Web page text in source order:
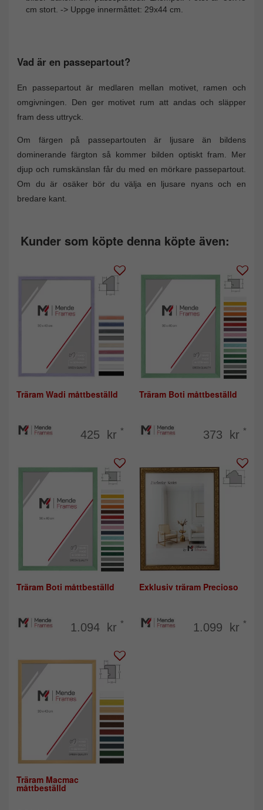
cm stort. -> Uppge innermåttet: 29x44 cm.
Vad är en passepartout?
En passepartout är medlaren mellan motivet, ramen och
omgivningen. Den ger motivet rum att andas och släpper
fram dess uttryck.
Om färgen på passepartouten är ljusare än bildens
dominerande färgton så kommer bilden optiskt fram. Mer
djup och rumskänslan får du med en mörkare passepartout.
Om du är osäker bör du välja en ljusare nyans och en
bredare kant.
Kunder som köpte denna köpte även:
Träram Wadi måttbeställd
425 kr *
Träram Boti måttbeställd
373 kr *
Träram Boti måttbeställd
1.094 kr *
Exklusiv träram Precioso
1.099 kr *
Träram Macmac
måttbeställd